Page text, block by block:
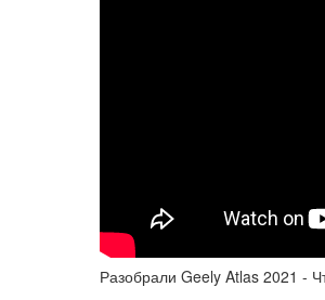
Разобрали Geely Atlas 2021 -